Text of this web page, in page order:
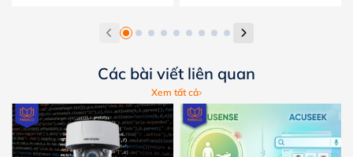
Các bài viết liên quan
Xem tất cả